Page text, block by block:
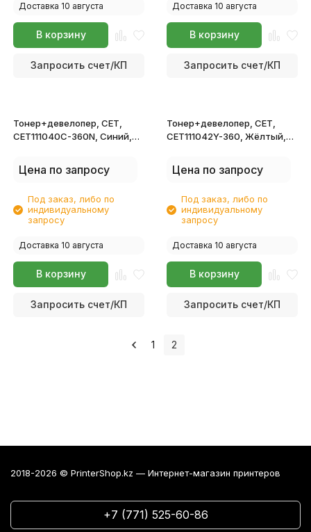
Доставка 10 августа
В корзину
Запросить счет/КП
Доставка 10 августа
В корзину
Запросить счет/КП
Тонер+девелопер, CET,
CET111040C-360N, Синий,
C8045/8030/8035, Color
Цена по запросу
Под заказ, либо по
индивидуальному
запросу
Доставка 10 августа
В корзину
Запросить счет/КП
Тонер+девелопер, CET,
CET111042Y-360, Жёлтый,
C8045/8030/8035, Color
Цена по запросу
Под заказ, либо по
индивидуальному
запросу
Доставка 10 августа
В корзину
Запросить счет/КП
1 2
2018-2026 © PrinterShop.kz — Интернет-магазин принтеров
+7 (771) 525-60-86